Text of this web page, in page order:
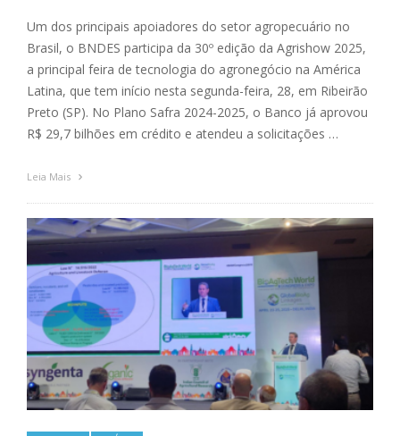
Um dos principais apoiadores do setor agropecuário no
Brasil, o BNDES participa da 30º edição da Agrishow 2025,
a principal feira de tecnologia do agronegócio na América
Latina, que tem início nesta segunda-feira, 28, em Ribeirão
Preto (SP). No Plano Safra 2024-2025, o Banco já aprovou
R$ 29,7 bilhões em crédito e atendeu a solicitações …
Leia Mais